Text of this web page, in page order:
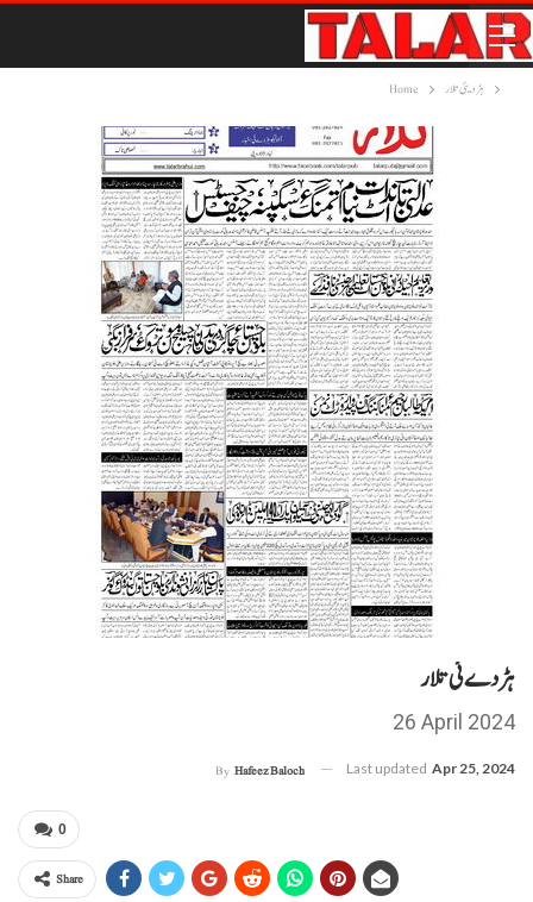
Home ہڑدیئی تلار
ہڑدے ئی تلار
26 April 2024
By Hafeez Baloch Last updated Apr 25, 2024
0
Share